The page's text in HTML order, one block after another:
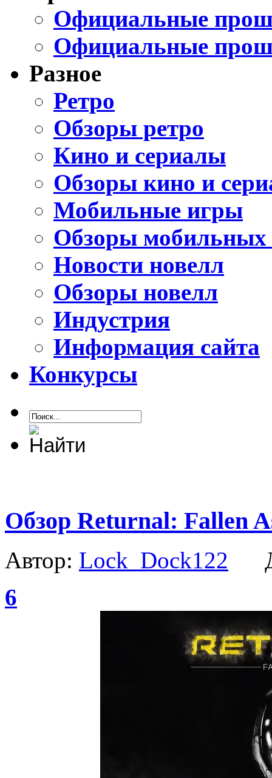
Официальные
Официальные
Разное
Ретро
Обзоры ретро
Кино и сериалы
Обзоры кино и
Мобильные игры
Обзоры мобильных
Новости новелл
Обзоры новелл
Индустрия
Информация сайта
Конкурсы
Обзор Returnal: Fallen
Автор: Lock_Dock122
6